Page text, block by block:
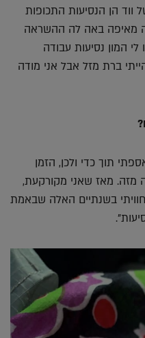
ווד הן הנסיעות התכופות
מאיפה באה לה ההשראה
לי המון נסיעות עבודה
ברת מזל אבל אני מודה
תוך כדי ולכן, הזמן
מאז שאני מקורקעת,
בשנתיים האלה שבאמת